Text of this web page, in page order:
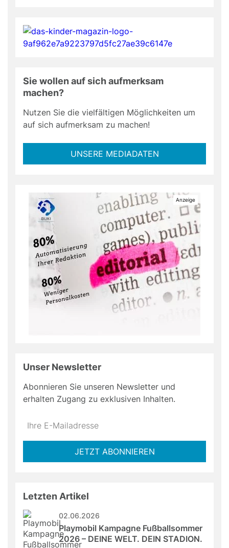
Sie wollen auf sich aufmerksam
machen?
Nutzen Sie die vielfältigen Möglichkeiten um
auf sich aufmerksam zu machen!
UNSERE MEDIADATEN
Unser Newsletter
Abonnieren Sie unseren Newsletter und
erhalten Zugang zu exklusiven Inhalten.
Do
*Ihre
JETZT ABONNIEREN
Letzten Artikel
02.06.2026
Playmobil Kampagne Fußballsommer
2026 – DEINE WELT. DEIN STADION.